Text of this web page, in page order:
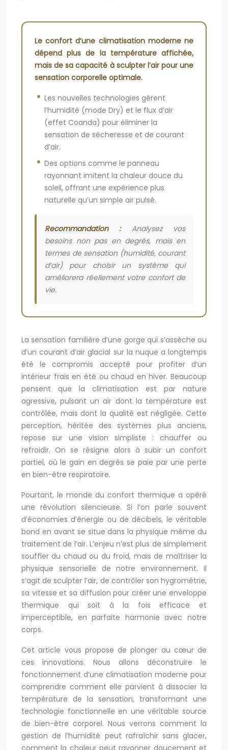
Le confort d’une climatisation moderne ne
dépend plus de la température affichée,
mais de sa capacité à sculpter l’air pour une
sensation corporelle optimale.
Les nouvelles technologies gèrent
l’humidité (mode Dry) et le flux d’air
(effet Coanda) pour éliminer la
sensation de sécheresse et de courant
d’air.
Des options comme le panneau
rayonnant imitent la chaleur douce du
soleil, offrant une expérience plus
naturelle qu’un simple air pulsé.
Recommandation :Analysez vos
besoins non pas en degrés, mais en
termes de sensation (humidité, courant
d’air) pour choisir un système qui
améliorera réellement votre confort de
vie.
La sensation familière d’une gorge qui s’assèche ou
d’un courant d’air glacial sur la nuque a longtemps
été le compromis accepté pour profiter d’un
intérieur frais en été ou chaud en hiver. Beaucoup
pensent que la climatisation est par nature
agressive, pulsant un air dont la température est
contrôlée, mais dont la qualité est négligée. Cette
perception, héritée des systèmes plus anciens,
repose sur une vision simpliste : chauffer ou
refroidir. On se résigne alors à subir un confort
partiel, où le gain en degrés se paie par une perte
en bien-être respiratoire.
Pourtant, le monde du confort thermique a opéré
une révolution silencieuse. Si l’on parle souvent
d’économies d’énergie ou de décibels, le véritable
bond en avant se situe dans la physique même du
traitement de l’air. L’enjeu n’est plus de simplement
souffler du chaud ou du froid, mais de maîtriser la
physique sensorielle de notre environnement. Il
s’agit de sculpter l’air, de contrôler son hygrométrie,
sa vitesse et sa diffusion pour créer une enveloppe
thermique qui soit à la fois efficace et
imperceptible, en parfaite harmonie avec notre
corps.
Cet article vous propose de plonger au cœur de
ces innovations. Nous allons déconstruire le
fonctionnement d’une climatisation moderne pour
comprendre comment elle parvient à dissocier la
température de la sensation, transformant une
technologie fonctionnelle en une véritable source
de bien-être corporel. Nous verrons comment la
gestion de l’humidité peut rafraîchir sans glacer,
comment la chaleur peut rayonner doucement et